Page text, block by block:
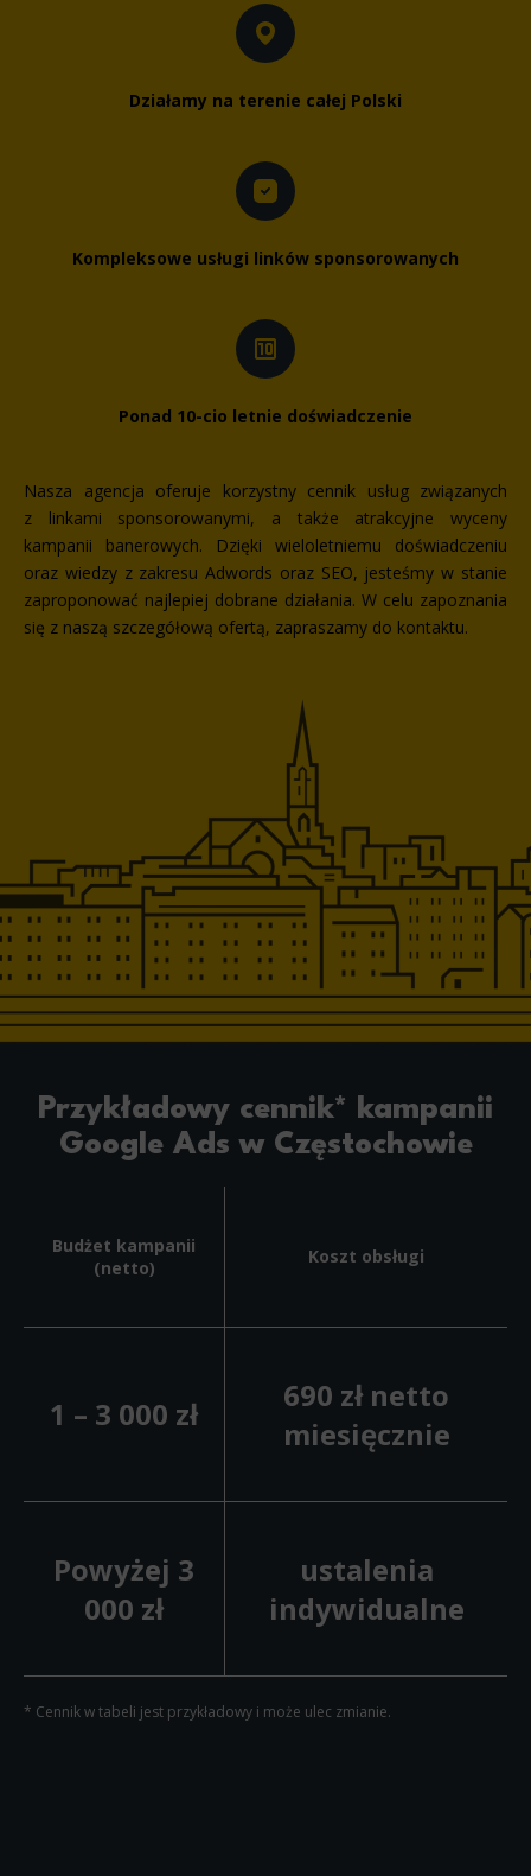
Działamy na terenie całej Polski
Kompleksowe usługi linków sponsorowanych
Ponad 10-cio letnie doświadczenie
Nasza agencja oferuje korzystny cennik usług związanych
z linkami sponsorowanymi, a także atrakcyjne wyceny
kampanii banerowych. Dzięki wieloletniemu doświadczeniu
oraz wiedzy z zakresu Adwords oraz SEO, jesteśmy w stanie
zaproponować najlepiej dobrane działania. W celu zapoznania
się z naszą szczegółową ofertą, zapraszamy do kontaktu.
Przykładowy cennik* kampanii
Google Ads w Częstochowie
Budżet kampanii
(netto)
Koszt obsługi
1 – 3 000 zł
690 zł netto
miesięcznie
Powyżej 3
000 zł
ustalenia
indywidualne
* Cennik w tabeli jest przykładowy i może ulec zmianie.